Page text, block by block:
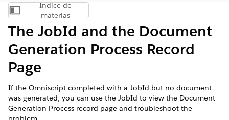
Mostrar índice de materias
Índice de
materias
The JobId and the Document
Generation Process Record
Page
If the Omniscript completed with a JobId but no document
was generated, you can use the JobId to view the Document
Generation Process record page and troubleshoot the